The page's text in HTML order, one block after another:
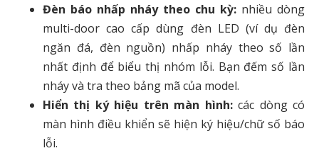
Đèn báo nhấp nháy theo chu kỳ: nhiều dòng
multi-door cao cấp dùng đèn LED (ví dụ đèn
ngăn đá, đèn nguồn) nhấp nháy theo số lần
nhất định để biểu thị nhóm lỗi. Bạn đếm số lần
nháy và tra theo bảng mã của model.
Hiển thị ký hiệu trên màn hình:các dòng có
màn hình điều khiển sẽ hiện ký hiệu/chữ số báo
lỗi.